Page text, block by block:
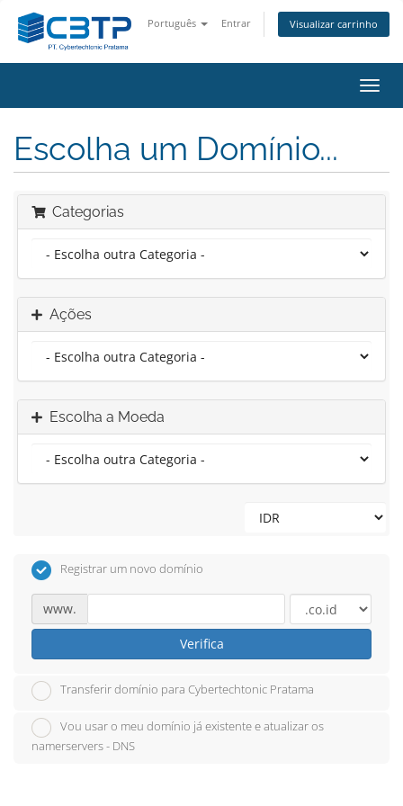
Português Entrar Visualizar carrinho
Escolha um Domínio...
Categorias
Ações
Escolha a Moeda
Registrar um novo domínio
www.
Verifica
Transferir domínio para Cybertechtonic Pratama
Vou usar o meu domínio já existente e atualizar os
namerservers - DNS